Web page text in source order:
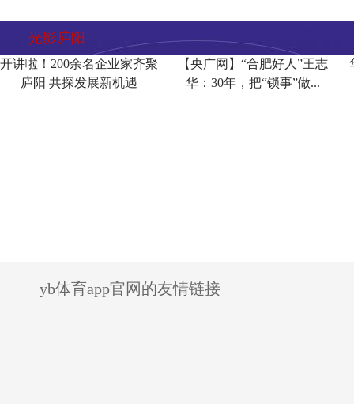
光影庐阳
开讲啦！200余名企业家齐聚
庐阳 共探发展新机遇
【央广网】“合肥好人”王志
华：30年，把“锁事”做...
yb体育app官网的友情链接